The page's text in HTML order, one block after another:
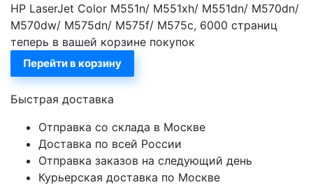
HP LaserJet Color M551n/ M551xh/ M551dn/ M570dn/
M570dw/ M575dn/ M575f/ M575c, 6000 страниц
теперь в вашей корзине покупок
Перейти в корзину
Быстрая доставка
Отправка со склада в Москве
Доставка по всей России
Отправка заказов на следующий день
Курьерская доставка по Москве